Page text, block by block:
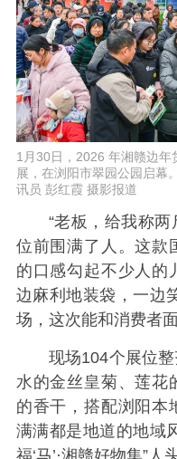
1月30日，2026 年湘赣边
展，在浏阳市翠园公园启幕
讯员 彭红霞 摄影报道
“老板，给我称两
位前围满了人。这款
的口感勾起不少人的
边麻利地装袋，一边
场，这次能和消费者
现场104个展位
水的金丝皇菊、莲花
的香干，搭配浏阳本
满满都是地道的地域
福‘马’·湘赣好物集”人